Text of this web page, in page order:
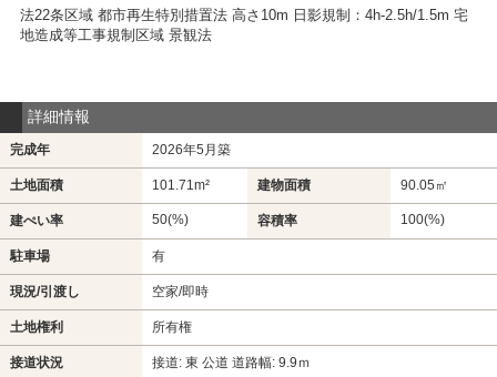
法22条区域 都市再生特別措置法 高さ10m 日影規制：4h-2.5h/1.5m 宅
地造成等工事規制区域 景観法
詳細情報
完成年 2026年5月築
土地面積 101.71m² 建物面積 90.05㎡
建ぺい率 50(%) 容積率 100(%)
駐車場 有
現況/引渡し 空家/即時
土地権利 所有権
接道状況 接道: 東 公道 道路幅: 9.9ｍ